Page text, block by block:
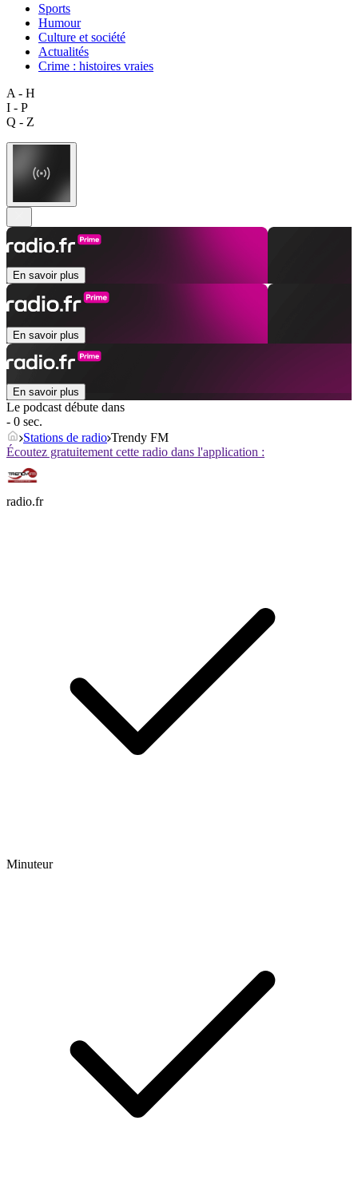
Sports
Humour
Culture et société
Actualités
Crime : histoires vraies
A - H
I - P
Q - Z
En savoir plus
En savoir plus
En savoir plus
Le podcast débute dans
- 0 sec.
Stations de radio Trendy FM
Écoutez gratuitement cette radio dans l'application :
radio.fr
Minuteur